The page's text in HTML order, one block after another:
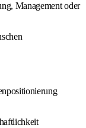
Management oder